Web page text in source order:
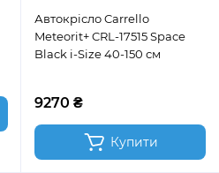
Автокрісло Carrello
Meteorit+ CRL-17515 Space
Black i-Size 40-150 см
9270 ₴
Купити